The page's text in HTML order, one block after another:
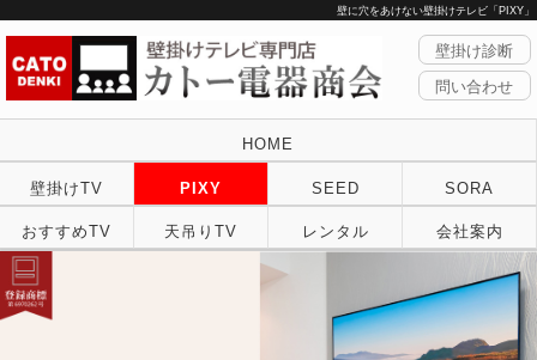
壁に穴をあけない壁掛けテレビ「PIXY」
壁掛け診断
問い合わせ
HOME
壁掛けTV PIXY SEED SORA
おすすめTV 天吊りTV レンタル 会社案内